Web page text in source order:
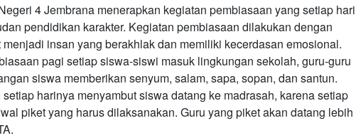
4 Jembrana menerapkan kegiatan pembiasaan yang setiap hari
pendidikan karakter. Kegiatan pembiasaan dilakukan dengan
insan yang berakhlak dan memiliki kecerdasan emosional.
pagi setiap siswa-siswi masuk lingkungan sekolah, guru-guru
siswa memberikan senyum, salam, sapa, sopan, dan santun.
harinya menyambut siswa datang ke madrasah, karena setiap
piket yang harus dilaksanakan. Guru yang piket akan datang lebih